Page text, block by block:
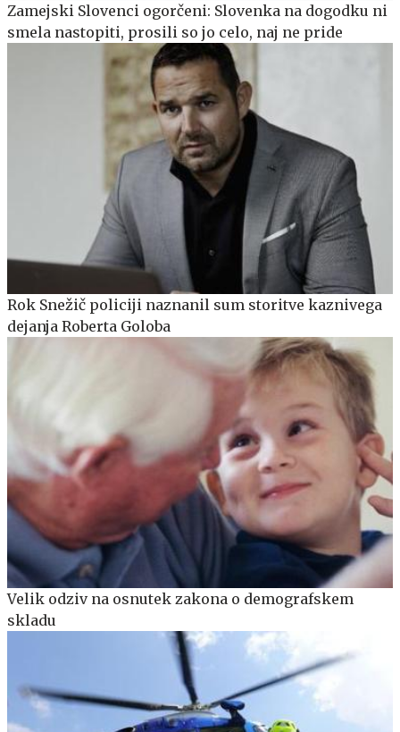
Zamejski Slovenci ogorčeni: Slovenka na dogodku ni
smela nastopiti, prosili so jo celo, naj ne pride
Rok Snežič policiji naznanil sum storitve kaznivega
dejanja Roberta Goloba
Velik odziv na osnutek zakona o demografskem
skladu